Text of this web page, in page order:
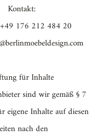
Kontakt:
+49 176 212 484 20
für Inhalte
sind wir gemäß § 7
eigene Inhalte auf diesen
nach den